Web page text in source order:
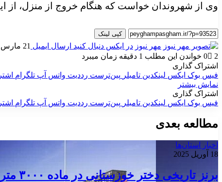
وی از شهروندان خواست که هنگام خروج از منزل، از
کپی لینک
مهر نیوز در ایکس دنبال کنید ارسال ایمیل 21 مارس 2025
0
2
خواندن این مطلب 1 دقیقه زمان میبرد
اشتراک گذاری
فیس بوک ایکس لینکدین ‫تامبلر ‫پین‌ترست ‫رددیت واتس آپ تلگرام
نمایش بیشتر
اشتراک گذاری
فیس بوک ایکس لینکدین ‫تامبلر ‫پین‌ترست ‫رددیت واتس آپ تلگرام
مطالعه بعدی
اخبار استان‌ها
18 آوریل 2025
برنز تاریخی دختر خوزستانی در ماده ۳۰۰۰ متر نوجوانان آسیا